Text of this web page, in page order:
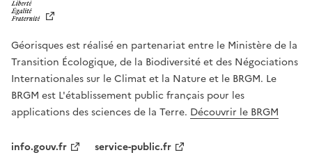
T
É
,
É
G
A
L
Géorisques est réalisé en partenariat entre le Ministère de la
Transition Écologique, de la Biodiversité et des Négociations
Internationales sur le Climat et la Nature et le BRGM. Le
BRGM est L'établissement public français pour les
applications des sciences de la Terre. Découvrir le BRGM
info.gouv.fr
service-public.fr